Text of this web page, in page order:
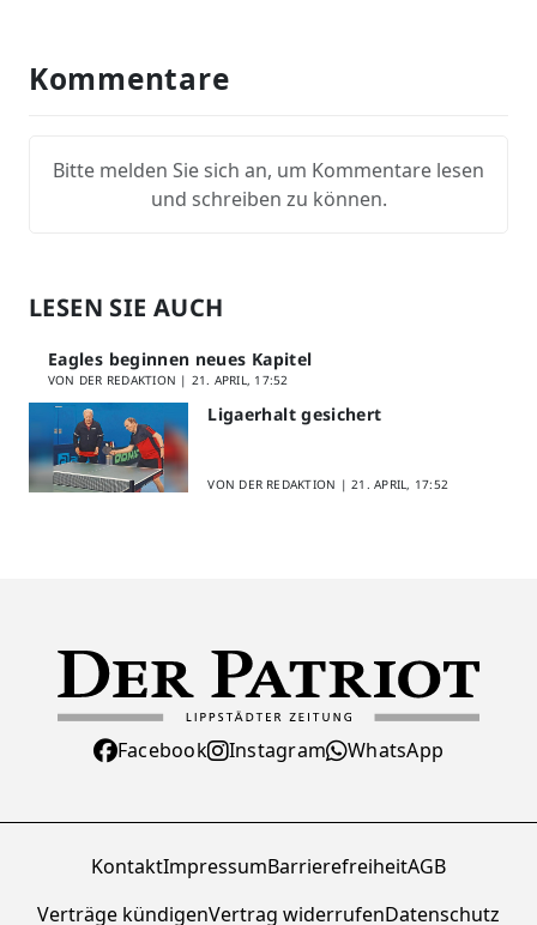
Kommentare
Bitte melden Sie sich an, um Kommentare lesen
und schreiben zu können.
LESEN SIE AUCH
Eagles beginnen neues Kapitel
VON DER REDAKTION | 21. APRIL, 17:52
Ligaerhalt gesichert
VON DER REDAKTION |21. APRIL, 17:52
Facebook Instagram WhatsApp
KontaktImpressumBarrierefreiheitAGB
Verträge kündigenVertrag widerrufenDatenschutz